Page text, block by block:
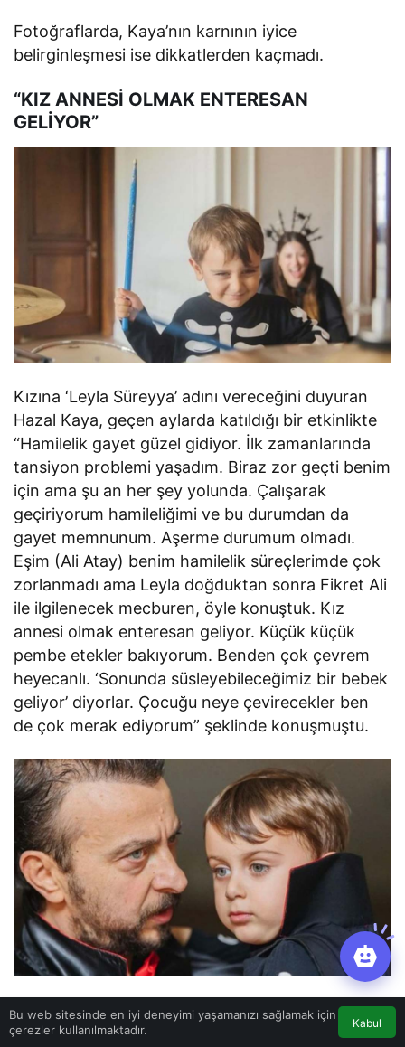
Fotoğraflarda, Kaya’nın karnının iyice
belirginleşmesi ise dikkatlerden kaçmadı.
“KIZ ANNESİ OLMAK ENTERESAN
GELİYOR”
Kızına ‘Leyla Süreyya’ adını vereceğini duyuran
Hazal Kaya, geçen aylarda katıldığı bir etkinlikte
“Hamilelik gayet güzel gidiyor. İlk zamanlarında
tansiyon problemi yaşadım. Biraz zor geçti benim
için ama şu an her şey yolunda. Çalışarak
geçiriyorum hamileliğimi ve bu durumdan da
gayet memnunum. Aşerme durumum olmadı.
Eşim (Ali Atay) benim hamilelik süreçlerimde çok
zorlanmadı ama Leyla doğduktan sonra Fikret Ali
ile ilgilenecek mecburen, öyle konuştuk. Kız
annesi olmak enteresan geliyor. Küçük küçük
pembe etekler bakıyorum. Benden çok çevrem
heyecanlı. ‘Sonunda süsleyebileceğimiz bir bebek
geliyor’ diyorlar. Çocuğu neye çevirecekler ben
de çok merak ediyorum” şeklinde konuşmuştu.
Bu web sitesinde en iyi deneyimi yaşamanızı sağlamak için
çerezler kullanılmaktadır.
Kabul